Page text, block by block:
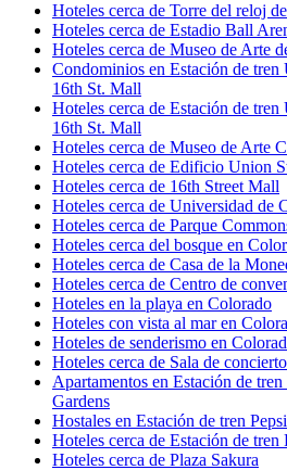
Hoteles cerca de Torre del reloj
Hoteles cerca de Estadio Ball
Hoteles cerca de Museo de Arte
Condominios en Estación de
16th St. Mall
Hoteles cerca de Estación de
16th St. Mall
Hoteles cerca de Museo de Arte
Hoteles cerca de Edificio Union
Hoteles cerca de 16th Street Mall
Hoteles cerca de Universidad de
Hoteles cerca de Parque
Hoteles cerca del bosque en
Hoteles cerca de Casa de la
Hoteles cerca de Centro de
Hoteles en la playa en Colorado
Hoteles con vista al mar en
Hoteles de senderismo en
Hoteles cerca de Sala de
Apartamentos en Estación de
Gardens
Hostales en Estación de tren
Hoteles cerca de Estación de
Hoteles cerca de Plaza Sakura